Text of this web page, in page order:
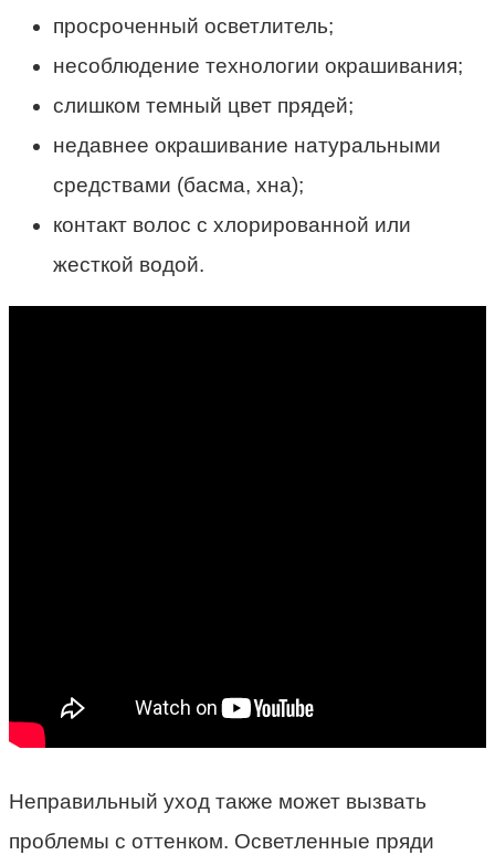
просроченный осветлитель;
несоблюдение технологии окрашивания;
слишком темный цвет прядей;
недавнее окрашивание натуральными
средствами (басма, хна);
контакт волос с хлорированной или
жесткой водой.
Неправильный уход также может вызвать
проблемы с оттенком. Осветленные пряди